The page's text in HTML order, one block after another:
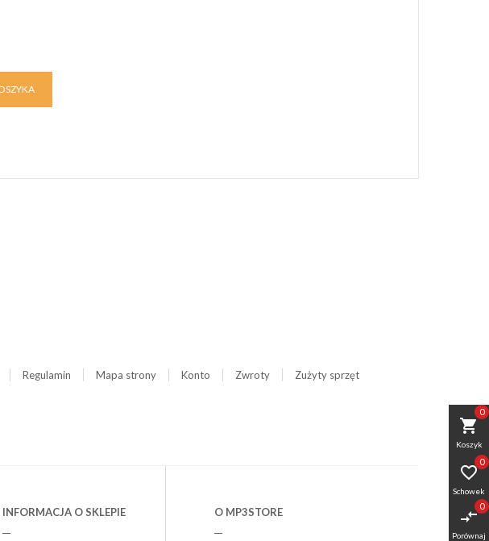
Regulamin Mapa strony Konto Zwroty
Zużyty sprzęt
INFORMACJA O SKLEPIE O MP3STORE
shopping_cart
Koszyk
0

Schowek
0
compare_arrows
Porównaj
0